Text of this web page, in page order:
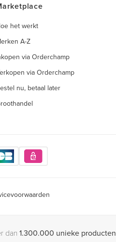
het werkt
A-Z
via Orderchamp
via Orderchamp
nu, betaal later
dan 1.300.000 unieke producten